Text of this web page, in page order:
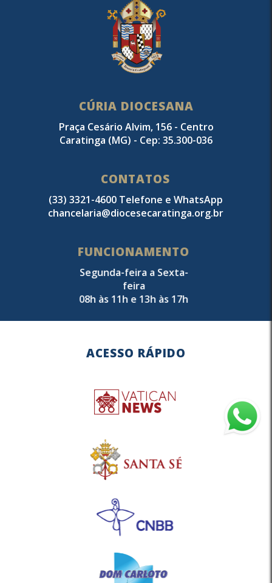
CÚRIA DIOCESANA
Praça Cesário Alvim, 156 - Centro
Caratinga (MG) - Cep: 35.300-036
CONTATOS
(33) 3321-4600 Telefone e WhatsApp
chancelaria@diocesecaratinga.org.br
FUNCIONAMENTO
Segunda-feira a Sexta-
feira
08h às 11h e 13h às 17h
ACESSO RÁPIDO